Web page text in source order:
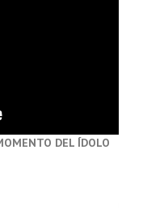
DEL ÍDOLO